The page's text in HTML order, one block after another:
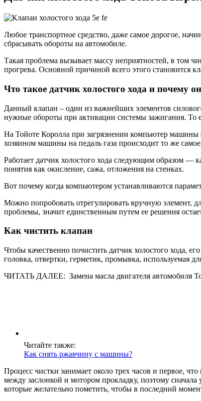
Любое транспортное средство, даже самое дорогое,
сбрасывать обороты на автомобиле.
Такая проблема вызывает массу неприятностей, в том
прогрева. Основной причиной всего этого становится
Что такое датчик холостого хода и почему
Данный клапан – один из важнейших элементов
нужные обороты при активации системы зажигания. То
На Тойоте Королла при загрязнении компьютер
хозяином машины на педаль газа происходит то же
Работает датчик холостого хода следующим образом —
понятия как окисление, сажа, отложения на стенках.
Вот почему когда компьютером устанавливаются
Можно попробовать отрегулировать вручную элемент,
проблемы, значит единственным путем ее решения
Как чистить клапан
Чтобы качественно почистить датчик холостого хода,
головка, отвертки, герметик, промывка, используемая
ЧИТАТЬ ДАЛЕЕ: Замена масла двигателя автомобиля
Читайте также:
Как снять ржавчину с машины?
Процесс чистки занимает около трех часов и первое,
между заслонкой и мотором прокладку, поэтому
которые желательно пометить, чтобы в последний